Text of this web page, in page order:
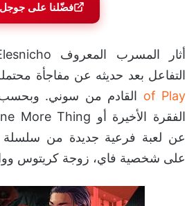
فضّلنا على جوجل
التفاعل بعد حديثه عن مفاجأة
of Play القادم من سوني. وبحسب
على شخصية فاي، زوجة كريتوس